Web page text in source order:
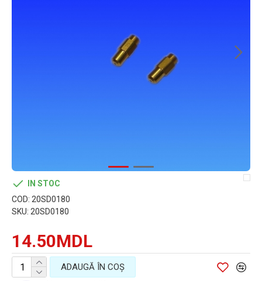
14.50MDL
IN STOC
COD: 20SD0180
SKU: 20SD0180
ADAUGĂ ÎN COŞ